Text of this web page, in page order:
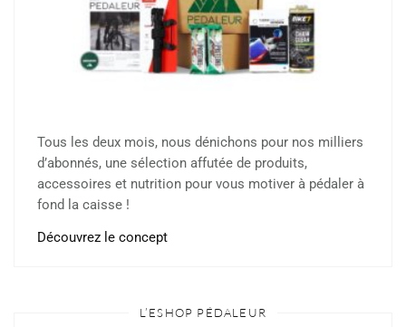
Tous les deux mois, nous dénichons pour nos milliers
d’abonnés, une sélection affutée de produits,
accessoires et nutrition pour vous motiver à pédaler à
fond la caisse !
Découvrez le concept
L’ESHOP PÉDALEUR